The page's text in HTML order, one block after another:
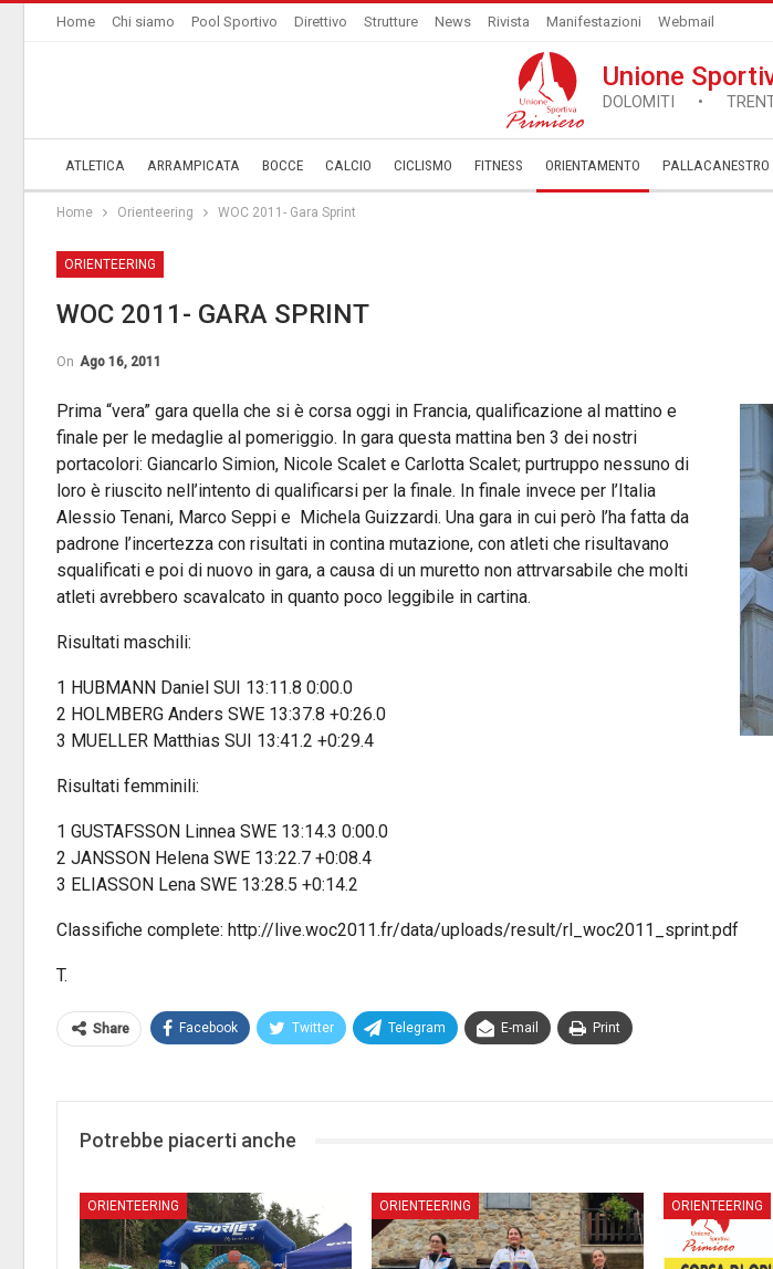
Home Chi siamo Pool Sportivo Direttivo Strutture News Rivista Manifestazioni Webmail
Unione
DOLOMITI •
ATLETICA ARRAMPICATA BOCCE CALCIO CICLISMO FITNESS ORIENTAMENTO PALLACANESTRO
Home Orienteering WOC 2011- Gara Sprint
ORIENTEERING
WOC 2011- GARA SPRINT
On Ago 16, 2011
Prima “vera” gara quella che si è corsa oggi in Francia, qualificazione al mattino e
finale per le medaglie al pomeriggio. In gara questa mattina ben 3 dei nostri
portacolori: Giancarlo Simion, Nicole Scalet e Carlotta Scalet; purtruppo nessuno di
loro è riuscito nell’intento di qualificarsi per la finale. In finale invece per l’Italia
Alessio Tenani, Marco Seppi e Michela Guizzardi. Una gara in cui però l’ha fatta da
padrone l’incertezza con risultati in contina mutazione, con atleti che risultavano
squalificati e poi di nuovo in gara, a causa di un muretto non attrvarsabile che molti
atleti avrebbero scavalcato in quanto poco leggibile in cartina.
Risultati maschili:
1 HUBMANN Daniel SUI 13:11.8 0:00.0
2 HOLMBERG Anders SWE 13:37.8 +0:26.0
3 MUELLER Matthias SUI 13:41.2 +0:29.4
Risultati femminili:
1 GUSTAFSSON Linnea SWE 13:14.3 0:00.0
2 JANSSON Helena SWE 13:22.7 +0:08.4
3 ELIASSON Lena SWE 13:28.5 +0:14.2
Classifiche complete: http://live.woc2011.fr/data/uploads/result/rl_woc2011_sprint.pdf
T.
Share Facebook Twitter Telegram E-mail Print
Potrebbe piacerti anche
ORIENTEERING ORIENTEERING ORIENTEERING